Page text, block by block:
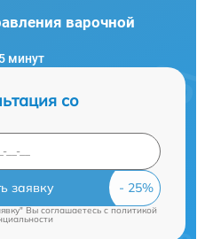
варочной
минут
со
заявку
Вы соглашаетесь cполитикой